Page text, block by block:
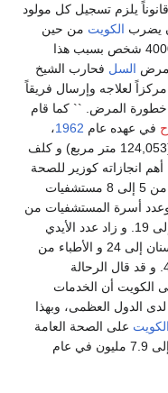
يلزم تسجيل كل مولود
يضرب الكويت من حين
حين توفي 4000 شخص بسبب هذا
مرض السل فحارب الشيخ
لعلاجه وإرسال فريقاً
خطورة المرض. `` كما قام
في عهده عام 1962،
والذي يشغل مساحة 407,000 قدم مربع (124,053 متر مربع) و كلف
أهم انجازاته كوزير للصحة
العامة. وقد إرتفع عدد مستشفيات الكويت من 5 إلى 8 مستشفيات
الصيدليات الحكومية من 17 ألى 28 وعدد أسرة المستشفيات من
1,322 إلى 2,155 وعيادات الأسنان من 9 إلى 19. و زاد عدد الأيدي
العاملة في القطاع الطبي من 17 طبيب أسنان إلى 24 و الأطباء من
145 إلى 250 والممرضون من 244 إلى 40. و قد قال الرحالة
الكويت أن الخدمات
الدول العظمى، وبهذا
الكويت على الصحة العامة
إلى 7.9 مليون في عام